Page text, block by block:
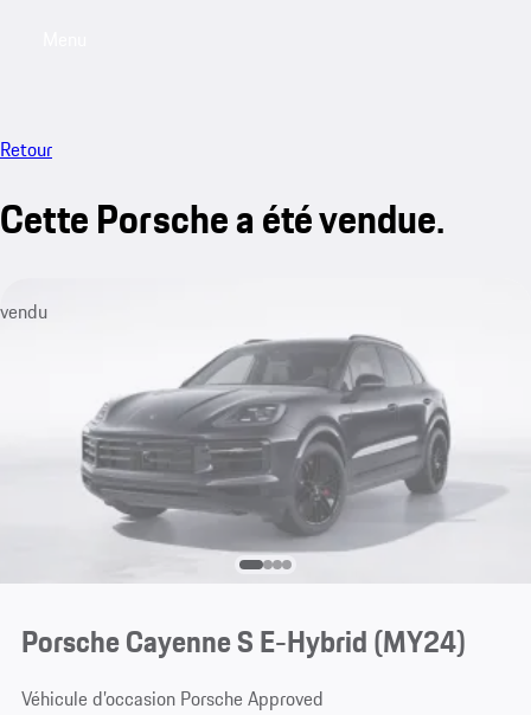
Retour
Cette Porsche a été vendue.
vendu
Porsche Cayenne S E-Hybrid (MY24)
Véhicule d’occasion Porsche Approved